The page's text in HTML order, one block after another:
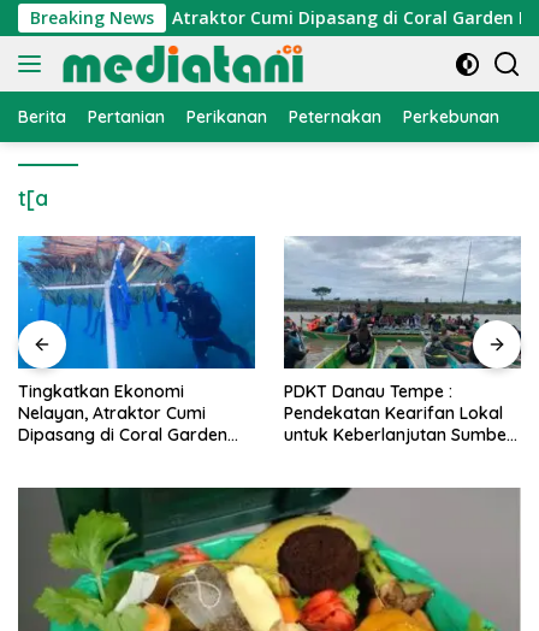
Langsung
ke
konten
Breaking News
Nelayan, Atraktor Cumi Dipasang di Coral Garden
Berita Pertanian Perikanan Peternakan Perkebunan
t[a
PDKT Danau Tempe :
Pendekatan Kearifan Lokal
untuk Keberlanjutan Sumber
Cara Mengatasi Penyakit
PMK pada Sapi Perah Secara
Alami dan Medis